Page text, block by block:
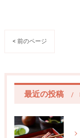
< 前のページ
最近の投稿